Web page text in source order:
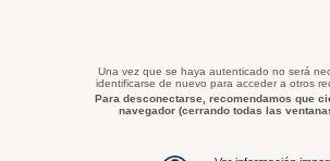
Una vez que se haya autenticado no será
identificarse de nuevo para acceder a otros
Para desconectarse, recomendamos que
navegador (cerrando todas las